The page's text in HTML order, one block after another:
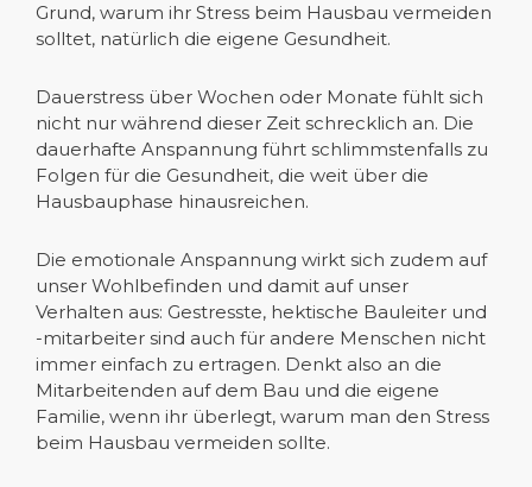
Grund, warum ihr Stress beim Hausbau vermeiden
solltet, natürlich die eigene Gesundheit.
Dauerstress über Wochen oder Monate fühlt sich
nicht nur während dieser Zeit schrecklich an. Die
dauerhafte Anspannung führt schlimmstenfalls zu
Folgen für die Gesundheit, die weit über die
Hausbauphase hinausreichen.
Die emotionale Anspannung wirkt sich zudem auf
unser Wohlbefinden und damit auf unser
Verhalten aus: Gestresste, hektische Bauleiter und
-mitarbeiter sind auch für andere Menschen nicht
immer einfach zu ertragen. Denkt also an die
Mitarbeitenden auf dem Bau und die eigene
Familie, wenn ihr überlegt, warum man den Stress
beim Hausbau vermeiden sollte.